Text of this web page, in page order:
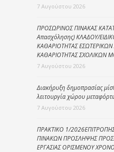
7 Αυγούστου 2026
ΠΡΟΣΩΡΙΝΟΣ ΠΙΝΑΚΑΣ
Απασχόλησης) ΚΛΑΔΟΥ/
ΚΑΘΑΡΙΟΤΗΤΑΣ
ΚΑΘΑΡΙΟΤΗΤΑΣ ΣΧΟΛΙΚΩΝ
7 Αυγούστου 2026
Διακήρυξη δημοπρασίας
λειτουργία χώρου
7 Αυγούστου 2026
ΠΡΑΚΤΙΚΟ 1/
ΠΙΝΑΚΩΝ ΠΡΟΣΛΗΨΗΣ
ΕΡΓΑΣΙΑΣ ΟΡΙΣΜΕΝΟΥ